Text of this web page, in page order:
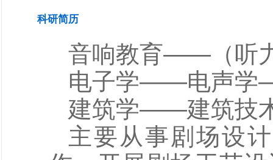
科研简历
音响教育——（听
电子学——电声学
建筑学——建筑技
主要从事剧场设